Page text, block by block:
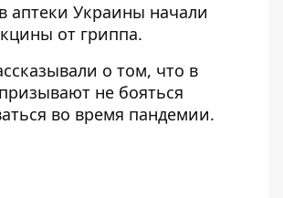
аптеки Украины начали
от гриппа.
о том, что в
призывают не бояться
во время пандемии.